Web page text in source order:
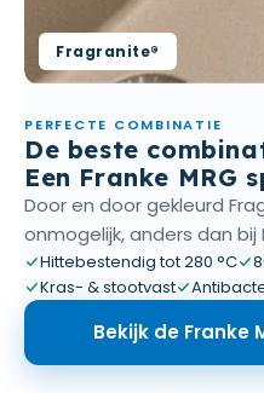
Fragranite®
PERFECTE COMBINATIE
De beste
Een Franke MRG
Door en door gekleurd
onmogelijk, anders dan
Hittebestendig tot 280 °C
Kras- & stootvast
Bekijk de Franke